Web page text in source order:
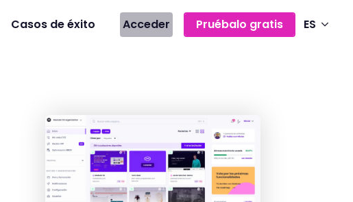
Casos de éxito Acceder Pruébalo gratis ES